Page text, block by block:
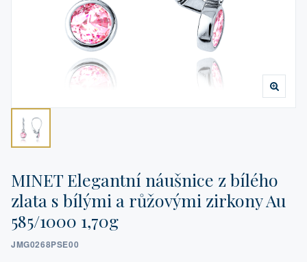
MINET Elegantní náušnice z bílého
zlata s bílými a růžovými zirkony Au
585/1000 1,70g
JMG0268PSE00